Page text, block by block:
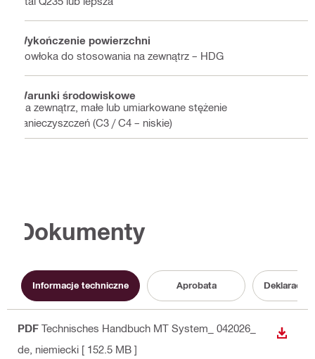
Wykończenie powierzchni
Powłoka do stosowania na zewnątrz – HDG
Warunki środowiskowe
Na zewnątrz, małe lub umiarkowane stężenie
zanieczyszczeń (C3 / C4 – niskie)
Dokumenty
Informacje techniczne Aprobata Deklaracja
PDF Technisches Handbuch MT System_ 042026_
de , niemiecki [ 152.5 MB ]